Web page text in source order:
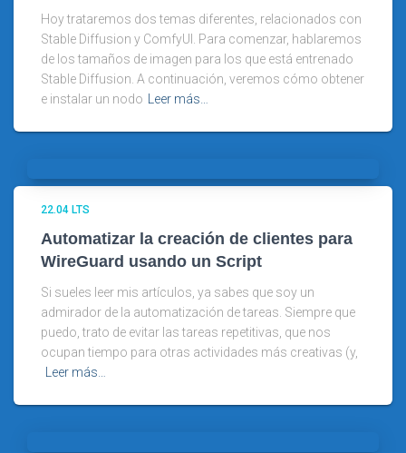
Hoy trataremos dos temas diferentes, relacionados con
Stable Diffusion y ComfyUI. Para comenzar, hablaremos
de los tamaños de imagen para los que está entrenado
Stable Diffusion. A continuación, veremos cómo obtener
e instalar un nodo Leer más…
22.04 LTS
Automatizar la creación de clientes para
WireGuard usando un Script
Si sueles leer mis artículos, ya sabes que soy un
admirador de la automatización de tareas. Siempre que
puedo, trato de evitar las tareas repetitivas, que nos
ocupan tiempo para otras actividades más creativas (y,
Leer más…